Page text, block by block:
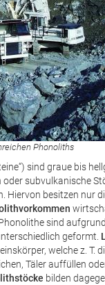
Phonoliths
sind graue bis
oder sub­vulkanische
Hiervon besitzen nur
sind
geformt.
welche z. T.
Täler auffüllen
bilden